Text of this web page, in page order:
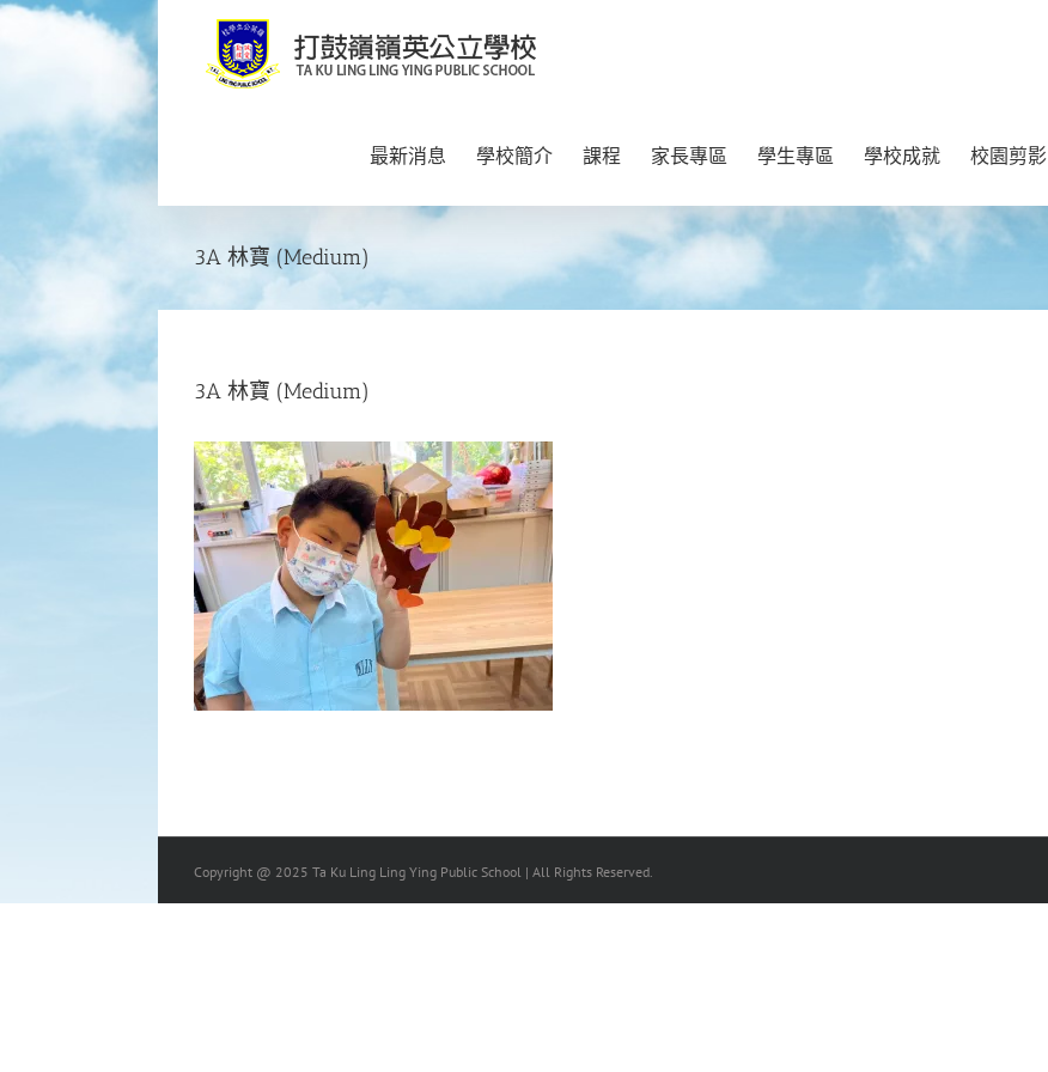
Skip
最新消息 學校簡介 課程 家長專區 學生專區 學校成就 校園剪影
3A 林寶 (Medium)
3A 林寶 (Medium)
Copyright @ 2025 Ta Ku Ling Ling Ying Public School | All Rights Reserved.